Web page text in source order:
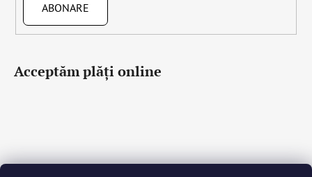
ABONARE
Acceptăm plăţi online